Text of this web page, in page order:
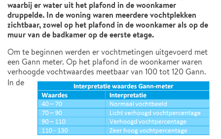
waarbij er water uit het plafond in de woonkamer
druppelde. In de woning waren meerdere vochtplekken
zichtbaar, zowel op het plafond in de woonkamer als op de
muur van de badkamer op de eerste etage.
Om te beginnen werden er vochtmetingen uitgevoerd met
een Gann meter. Op het plafond in de woonkamer waren
verhoogde vochtwaardes meetbaar van 100 tot 120 Gann.
In de